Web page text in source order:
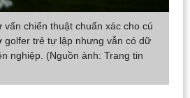
vấn chiến thuật chuẩn xác cho cú
golfer trẻ tự lập nhưng vẫn có dữ
nghiệp. (Nguồn ảnh: Trang tin